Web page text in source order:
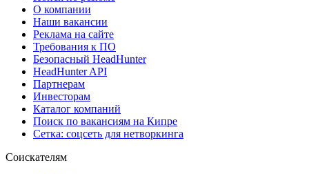
О компании
Наши вакансии
Реклама на сайте
Требования к ПО
Безопасный HeadHunter
HeadHunter API
Партнерам
Инвесторам
Каталог компаний
Поиск по вакансиям на Кипре
Сетка: соцсеть для нетворкинга
Соискателям